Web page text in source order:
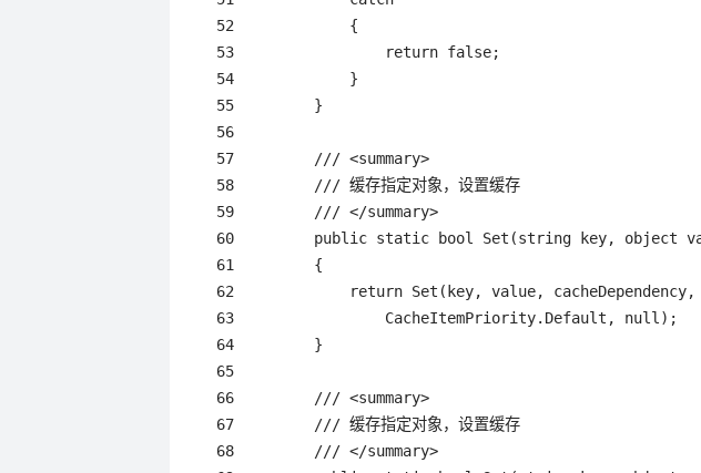
52             {
53                 return false;
54             }
55         }
56
57         /// <summary>
58         /// 缓存指定对象，设置缓存
59         /// </summary>
60         public static bool Set(string key, object value,
61         {
62             return Set(key, value, cacheDependency,
63                 CacheItemPriority.Default, null);
64         }
65
66         /// <summary>
67         /// 缓存指定对象，设置缓存
68         /// </summary>